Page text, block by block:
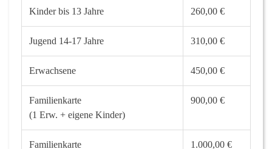
Kinder bis 13 Jahre 260,00 €
Jugend 14-17 Jahre 310,00 €
Erwachsene 450,00 €
Familienkarte
(1 Erw. + eigene Kinder)
900,00 €
Familienkarte
1.000,00 €